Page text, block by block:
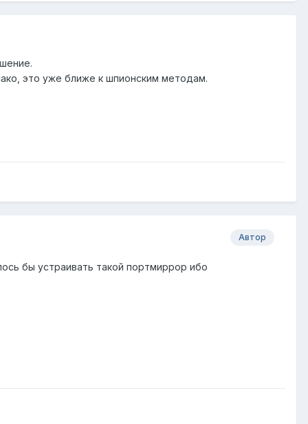
это уже ближе к шпионским методам.
Автор
бы устраивать такой портмиррор ибо